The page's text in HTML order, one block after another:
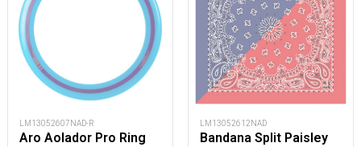
LM13052607NAD-R
Aro Aolador Pro Ring
LM13052612NAD
Bandana Split Paisley